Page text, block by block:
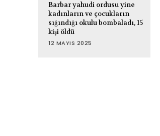
Barbar yahudi ordusu yine
kadınların ve çocukların
sığındığı okulu bombaladı, 15
kişi öldü
12 MAYIS 2025